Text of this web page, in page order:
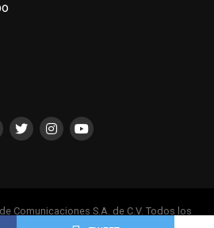
Comunicaciones S.A. de C.V. Todos los
Reservados